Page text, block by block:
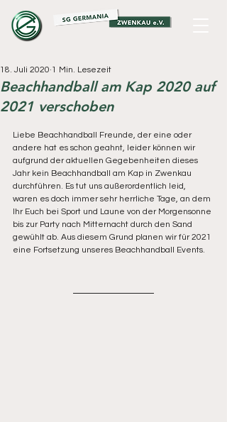
Beachhandball am Kap 2020 auf
2021 verschoben
18. Juli 2020 1 Min. Lesezeit
Liebe Beachhandball Freunde, der eine oder
andere hat es schon geahnt, leider können wir
aufgrund der aktuellen Gegebenheiten dieses
Jahr kein Beachhandball am Kap in Zwenkau
durchführen. Es tut uns außerordentlich leid,
waren es doch immer sehr herrliche Tage, an dem
Ihr Euch bei Sport und Laune von der Morgensonne
bis zur Party nach Mitternacht durch den Sand
gewühlt ab. Aus diesem Grund planen wir für 2021
eine Fortsetzung unseres Beachhandball Events.